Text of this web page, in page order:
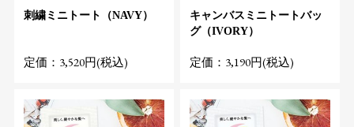
刺繍ミニトート（NAVY）
定価：3,520円(税込)
キャンバスミニトートバッ
グ（IVORY）
定価：3,190円(税込)